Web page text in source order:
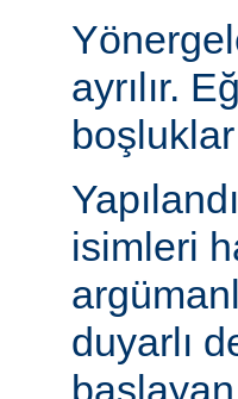
ayrılır.
isimleri
duyarlı
başlayan